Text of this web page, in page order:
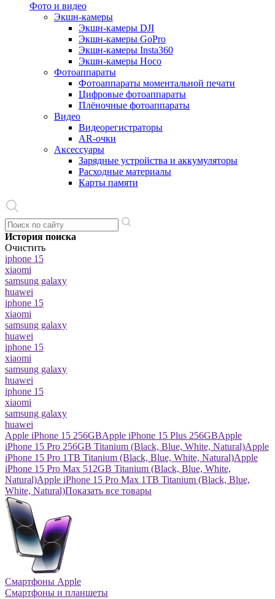
Фото и видео
Экшн-камеры
Экшн-камеры DJI
Экшн-камеры GoPro
Экшн-камеры Insta360
Экшн-камеры Hoco
Фотоаппараты
Фотоаппараты моментальной печати
Цифровые фотоаппараты
Плёночные фотоаппараты
Видео
Видеорегистраторы
AR-очки
Аксессуары
Зарядные устройства и аккумуляторы
Расходные материалы
Карты памяти
История поиска
Очистить
iphone 15
xiaomi
samsung galaxy
huawei
iphone 15
xiaomi
samsung galaxy
huawei
iphone 15
xiaomi
samsung galaxy
huawei
iphone 15
xiaomi
samsung galaxy
huawei
Apple iPhone 15 256GBApple iPhone 15 Plus 256GBApple
iPhone 15 Pro 256GB Titanium (Black, Blue, White, Natural)Apple
iPhone 15 Pro 1TB Titanium (Black, Blue, White, Natural)Apple
iPhone 15 Pro Max 512GB Titanium (Black, Blue, White,
Natural)Apple iPhone 15 Pro Max 1TB Titanium (Black, Blue,
White, Natural)Показать все товары
Смартфоны Apple
Смартфоны и планшеты